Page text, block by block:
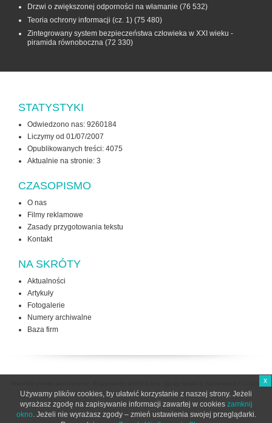
Drzwi o zwiększonej odporności na włamanie (76 532)
Teoria ochrony informacji (cz. 1) (75 480)
Zintegrowany system bezpieczeństwa człowieka w XXI wieku -
piramida równoboczna (72 330)
STATYSTYKI
Odwiedzono nas: 9260184
Liczymy od 01/07/2007
Opublikowanych treści: 4075
Aktualnie na stronie: 3
CZASOPISMO
O nas
Filmy reklamowe
Zasady przygotowania tekstu
Kontakt
NA SKRÓTY
Aktualności
Artykuły
Fotogalerie
Numery archiwalne
Baza firm
użytkowania strony
x
Używamy plików cookies, by ułatwić korzystanie z naszej strony. Jeżeli
wyrażasz zgodę na zapisywanie informacji zawartej w cookies zamknij
okno. Jeżeli nie wyrażasz zgody – zmień ustawienia swojej przeglądarki.